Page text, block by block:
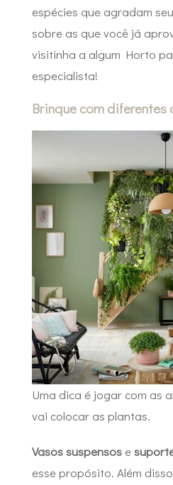
espécies que agradam
sobre as que você já
visitinha a algum Horto
especialista!
Brinque com diferentes
Uma dica é jogar com as
vai colocar as plantas.
Vasos suspensos e
esse propósito. Além